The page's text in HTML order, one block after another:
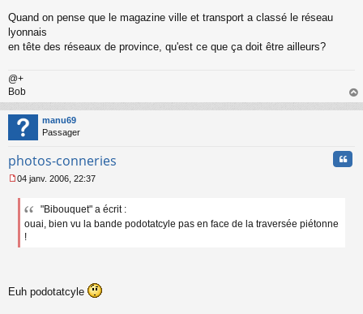
u
Quand on pense que le magazine ville et transport a classé le réseau
lyonnais
en tête des réseaux de province, qu'est ce que ça doit être ailleurs?
@+
Bob
au
manu69
Passager
photos-conneries
e
g
n
04 janv. 2006, 22:37
"Bibouquet" a écrit :
ouai, bien vu la bande podotatcyle pas en face de la traversée piétonne
!
Euh podotatcyle